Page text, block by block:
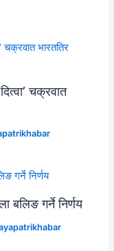
चक्रवात
बलिङ गर्ने निर्णय